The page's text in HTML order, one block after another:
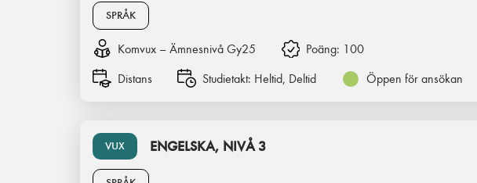
SPRÅK
Komvux – Ämnesnivå Gy25 Poäng: 100
Distans
Studietakt: Heltid, Deltid Öppen för ansökan
VUX ENGELSKA, NIVÅ 3